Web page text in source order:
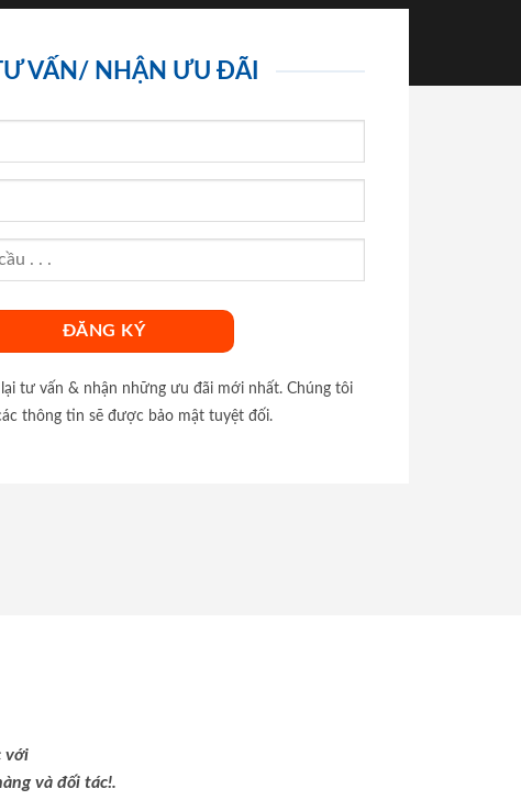
VẤN/ NHẬN ƯU ĐÃI
tư vấn & nhận những ưu đãi mới nhất. Chúng tôi
thông tin sẽ được bảo mật tuyệt đối.
với
và đối tác!.